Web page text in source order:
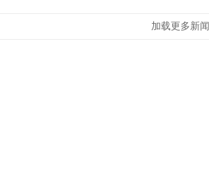
加载更多新闻